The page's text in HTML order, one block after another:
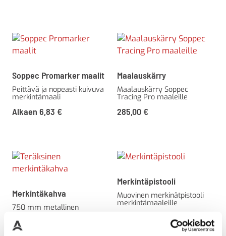
Soppec Promarker maalit
Peittävä ja nopeasti kuivuva
merkintämaali
Alkaen 6,83 €
Maalauskärry
Maalauskärry Soppec
Tracing Pro maaleille
285,00 €
Merkintäkahva
750 mm metallinen
95,00
Merkintäpistooli
Muovinen merkinätpistooli
merkintämaaleille